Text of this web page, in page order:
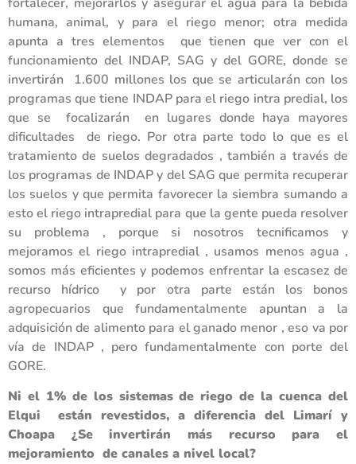
humana, animal, y para el riego menor; otra medida
apunta a tres elementos que tienen que ver con el
funcionamiento del INDAP, SAG y del GORE, donde se
invertirán 1.600 millones los que se articularán con los
programas que tiene INDAP para el riego intra predial, los
que se focalizarán en lugares donde haya mayores
dificultades de riego. Por otra parte todo lo que es el
tratamiento de suelos degradados , también a través de
los programas de INDAP y del SAG que permita recuperar
los suelos y que permita favorecer la siembra sumando a
esto el riego intrapredial para que la gente pueda resolver
su problema , porque si nosotros tecnificamos y
mejoramos el riego intrapredial , usamos menos agua ,
somos más eficientes y podemos enfrentar la escasez de
recurso hídrico y por otra parte están los bonos
agropecuarios que fundamentalmente apuntan a la
adquisición de alimento para el ganado menor , eso va por
vía de INDAP , pero fundamentalmente con porte del
GORE.
Ni el 1% de los sistemas de riego de la cuenca del
Elqui están revestidos, a diferencia del Limarí y
Choapa ¿Se invertirán más recurso para el
mejoramiento de canales a nivel local?